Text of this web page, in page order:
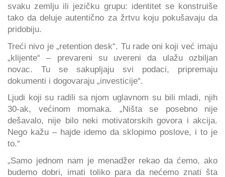
svaku zemlju ili jezičku grupu: identitet se konstruiše
tako da deluje autentično za žrtvu koju pokušavaju da
pridobiju.
Treći nivo je „retention desk“. Tu rade oni koji već imaju
„klijente“ – prevareni su uvereni da ulažu ozbiljan
novac. Tu se sakupljaju svi podaci, pripremaju
dokumenti i dogovaraju „investicije“.
Ljudi koji su radili sa njom uglavnom su bili mladi, njih
30-ak, većinom momaka. „Ništa se posebno nije
dešavalo, nije bilo neki motivatorskih govora i akcija.
Nego kažu – hajde idemo da sklopimo poslove, i to je
to.“
„Samo jednom nam je menadžer rekao da ćemo, ako
budemo dobri, imati toliko para da nećemo znati šta